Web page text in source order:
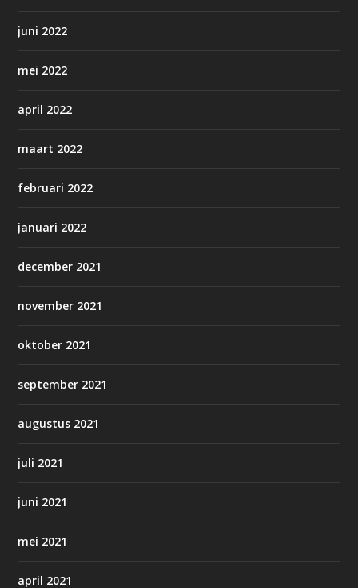
juni 2022
mei 2022
april 2022
maart 2022
februari 2022
januari 2022
december 2021
november 2021
oktober 2021
september 2021
augustus 2021
juli 2021
juni 2021
mei 2021
april 2021